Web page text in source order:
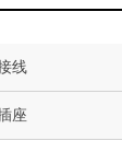
线
座